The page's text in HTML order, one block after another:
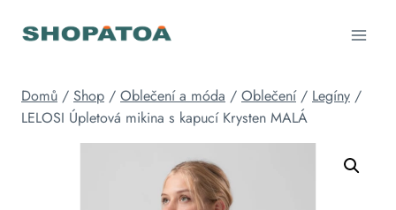
Domů / Shop / Oblečení a móda / Oblečení / Legíny /
LELOSI Úpletová mikina s kapucí Krysten MALÁ